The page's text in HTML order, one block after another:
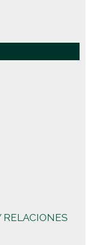
RELACIONES